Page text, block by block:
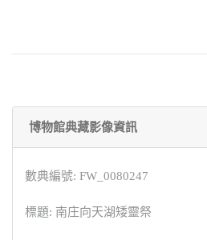
博物館典藏影像資訊
數典編號: FW_0080247
標題: 南庄向天湖矮靈祭